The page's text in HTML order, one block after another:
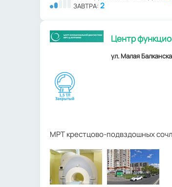
ЗАВТРА: 2
Центр
ул. Малая
МРТ крестцово-подвздошных